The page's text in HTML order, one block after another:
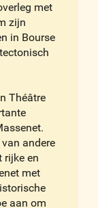
met
zijn
in Bourse
Théâtre
andere
rijke en
met
aan om